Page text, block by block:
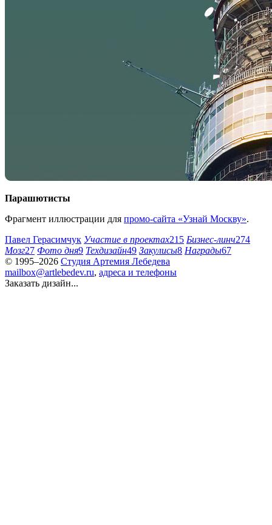
Парашютисты
Фрагмент иллюстрации для промо-сайта «Узнай Москву».
Павел Герасимчук Участие в проектах215 Бизнес-линч274
Мозг27 Фото дня9 Техдизайн49 Закулисы8 Награды67
© 1995–2026 Студия Артемия Лебедева
mailbox@artlebedev.ru, адреса и телефоны
Заказать дизайн...